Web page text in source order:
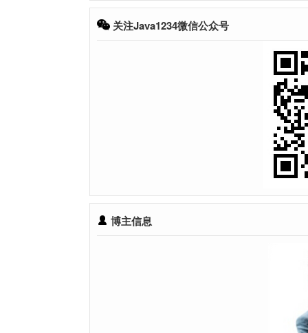
关注Java1234微信公众号
博主信息